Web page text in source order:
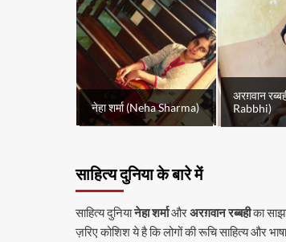
नेहा शर्मा (Neha Sharma)
अरग़वान
Rabbhi)
साहित्य दुनिया के बारे में
साहित्य दुनियानेहा शर्माऔरअरग़वान रब्बहीका
ज़रिए कोशिश ये है कि लोगों की रूचि साहित्य और